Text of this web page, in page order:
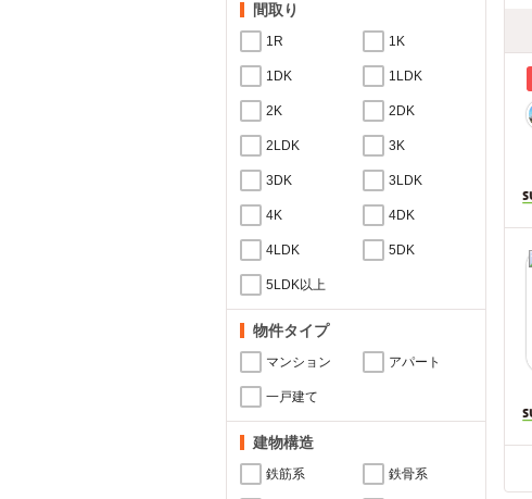
間取り
1R 1K
1DK 1LDK
2K 2DK
2LDK 3K
3DK 3LDK
4K 4DK
4LDK 5DK
5LDK以上
物件タイプ
マンション アパート
一戸建て
建物構造
鉄筋系 鉄骨系